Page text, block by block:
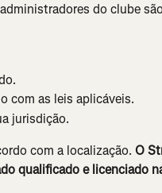
do clube
com as leis aplicáveis.
jurisdição.
com a localização. O
qualificado e licenciado